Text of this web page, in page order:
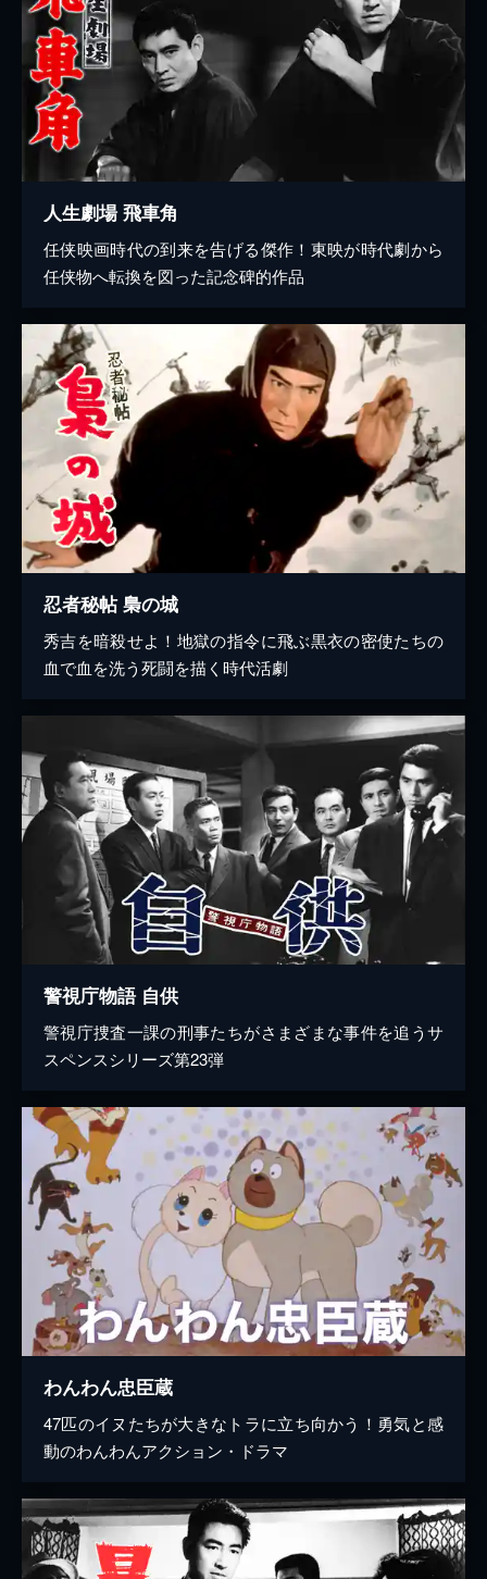
人生劇場 飛車角
任侠映画時代の到来を告げる傑作！東映が時代劇から
任侠物へ転換を図った記念碑的作品
忍者秘帖 梟の城
秀吉を暗殺せよ！地獄の指令に飛ぶ黒衣の密使たちの
血で血を洗う死闘を描く時代活劇
警視庁物語 自供
警視庁捜査一課の刑事たちがさまざまな事件を追うサ
スペンスシリーズ第23弾
わんわん忠臣蔵
47匹のイヌたちが大きなトラに立ち向かう！勇気と感
動のわんわんアクション・ドラマ